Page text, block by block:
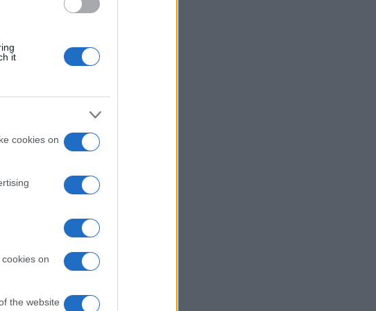
it
cookies on
on
the website
αποκαλύπτει σεξουαλική επίθεση
ΔΙΕΘΝΗ
Μεξικό: Σύλληψη του πρώην
εξαφάνιση των 43 φοιτητών το 2014
ΔΙΕΘΝΗ
07/08/26 - 08:43
Σοβαρά επεισόδια στο Μπουένος
Άιρες μετά από πολυπληθή διαδήλωση
07/08/26 - 08:38
Θέουτα: Εκατοντάδες ασυνόδευτα
παιδιά παραμένουν άστεγα και
ΔΙΕΘΝΗ